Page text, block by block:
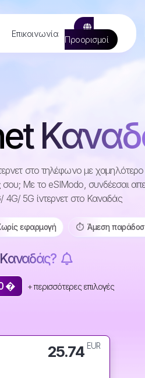
Επικοινωνία
Προορισμοί
στο τηλέφωνο με
Με το eSIModo, συνδέεσαι
4G/ 5G ίντερνετ στο Καναδάς
εφαρμογή ⏱️️ Άμεση
Καναδάς?
� + περισσότερες επιλογές
25.74 EUR